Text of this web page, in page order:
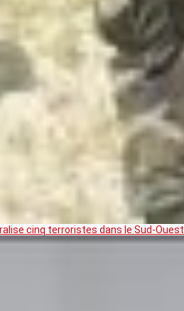
cinq terroristes dans le Sud-Ouest